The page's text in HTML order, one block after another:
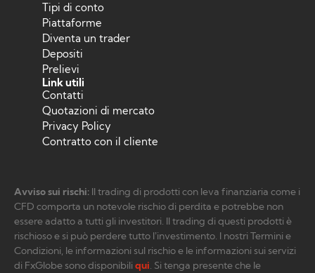
Tipi di conto
Piattaforme
Diventa un trader
Depositi
Prelievi
Link utili
Contatti
Quotazioni di mercato
Privacy Policy
Contratto con il cliente
Avviso sui rischi: Il trading di prodotti con leva finanziaria come i
CFD comporta un notevole rischio di perdita e potrebbe non
essere adatto a tutti gli investitori. Il trading di questi prodotti è
rischioso e si può perdere tutto l’investimento. I nostri Termini e
Condizioni, le informazioni sul rischio e le informazioni sui servizi
di FxGlobe sono disponibili qui. Si tenga presente che le